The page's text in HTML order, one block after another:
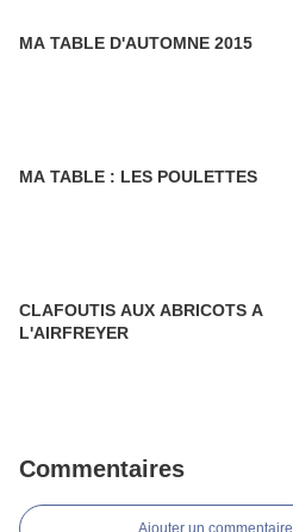
MA TABLE D'AUTOMNE 2015
MA TABLE : LES POULETTES
CLAFOUTIS AUX ABRICOTS A
L'AIRFREYER
Commentaires
Ajouter un commentaire